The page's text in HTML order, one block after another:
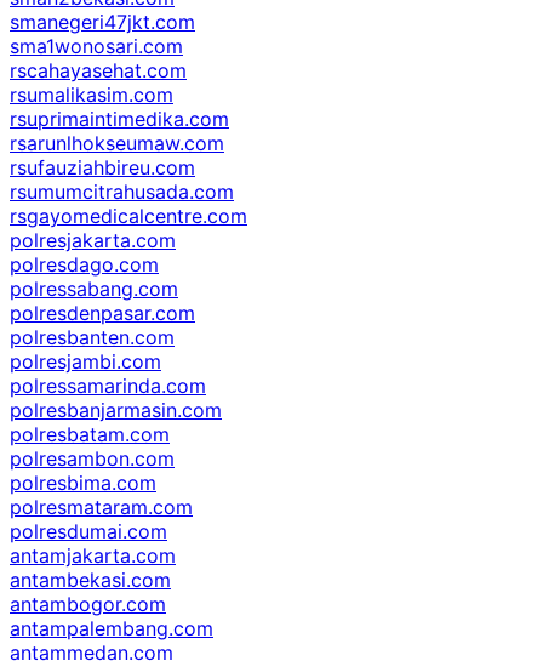
smanegeri47jkt.com
sma1wonosari.com
rscahayasehat.com
rsumalikasim.com
rsuprimaintimedika.com
rsarunlhokseumaw.com
rsufauziahbireu.com
rsumumcitrahusada.com
rsgayomedicalcentre.com
polresjakarta.com
polresdago.com
polressabang.com
polresdenpasar.com
polresbanten.com
polresjambi.com
polressamarinda.com
polresbanjarmasin.com
polresbatam.com
polresambon.com
polresbima.com
polresmataram.com
polresdumai.com
antamjakarta.com
antambekasi.com
antambogor.com
antampalembang.com
antammedan.com